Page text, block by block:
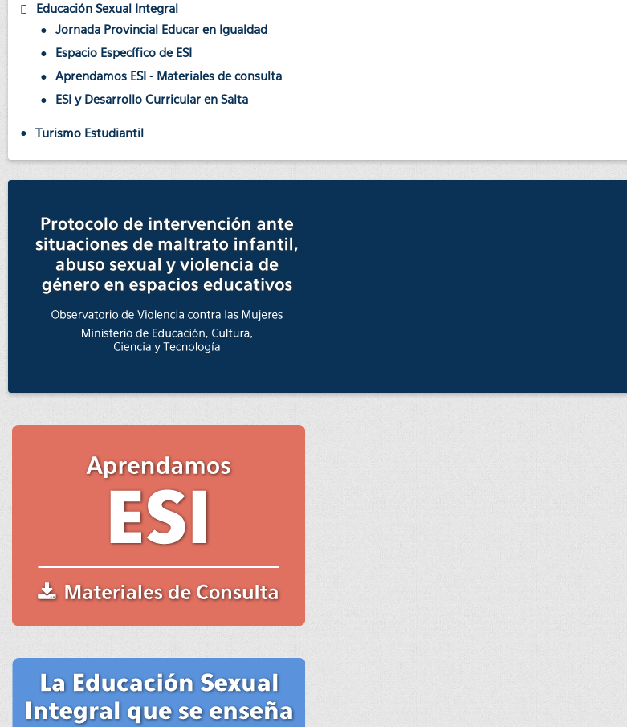
Educación Sexual Integral
Jornada Provincial Educar en Igualdad
Espacio Específico de ESI
Aprendamos ESI - Materiales de consulta
ESI y Desarrollo Curricular en Salta
Turismo Estudiantil